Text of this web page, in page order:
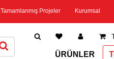
Tamamlanmış Projeler Kurumsal
ÜRÜNLER